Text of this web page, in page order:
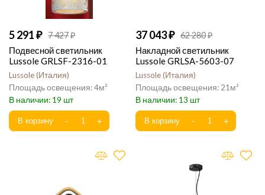
5 291 7 427
Подвесной светильник
Lussole GRLSF-2316-01
Lussole Италия
4
19
37 043 62 280
Накладной светильник
Lussole GRLSA-5603-07
Lussole Италия
21
13